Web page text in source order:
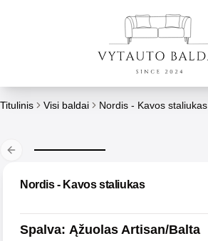
Titulinis Visi baldai Nordis - Kavos staliukas
Previous slide
Nordis - Kavos staliukas
Spalva: Ąžuolas Artisan/Balta